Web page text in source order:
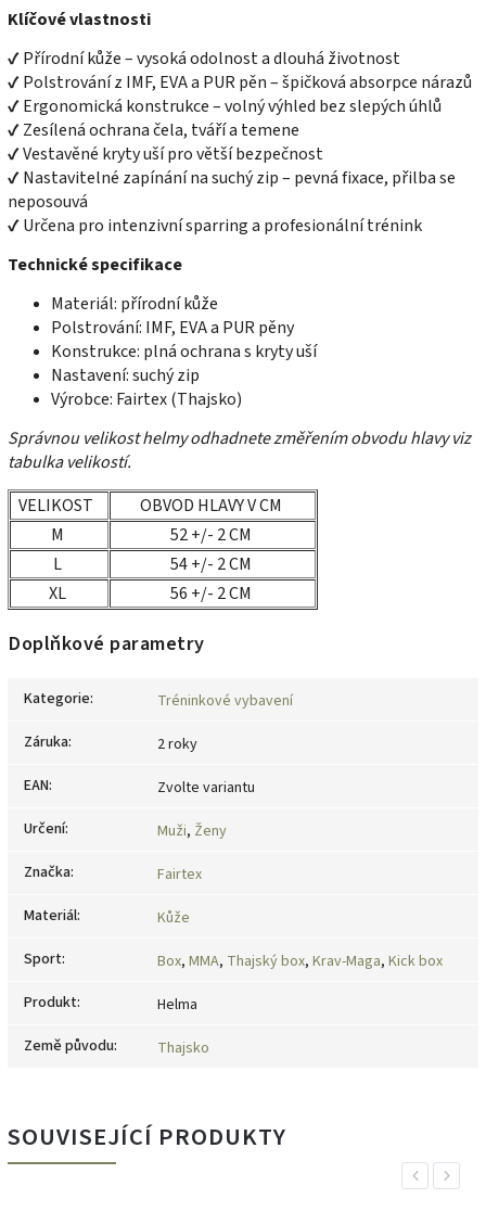
Klíčové vlastnosti
✔ Přírodní kůže – vysoká odolnost a dlouhá životnost
✔ Polstrování z IMF, EVA a PUR pěn – špičková absorpce nárazů
✔ Ergonomická konstrukce – volný výhled bez slepých úhlů
✔ Zesílená ochrana čela, tváří a temene
✔ Vestavěné kryty uší pro větší bezpečnost
✔ Nastavitelné zapínání na suchý zip – pevná fixace, přilba se
neposouvá
✔ Určena pro intenzivní sparring a profesionální trénink
Technické specifikace
Materiál: přírodní kůže
Polstrování: IMF, EVA a PUR pěny
Konstrukce: plná ochrana s kryty uší
Nastavení: suchý zip
Výrobce: Fairtex (Thajsko)
Správnou velikost helmy odhadnete změřením obvodu hlavy viz
tabulka velikostí.
VELIKOST
OBVOD HLAVY V CM
M
52 +/- 2 CM
L
54 +/- 2 CM
XL
56 +/- 2 CM
Doplňkové parametry
Kategorie:
Tréninkové vybavení
Záruka:
2 roky
EAN:
Zvolte variantu
Určení: Muži, Ženy
Značka:
Fairtex
Materiál:
Kůže
Sport: Box, MMA, Thajský box, Krav-Maga, Kick box
Produkt:
Helma
Země původu: Thajsko
SOUVISEJÍCÍ PRODUKTY
Previous
Next